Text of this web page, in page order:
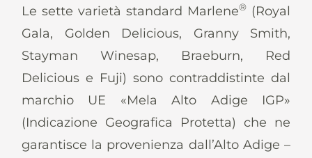
Le sette varietà standard Marlene® (Royal
Gala, Golden Delicious, Granny Smith,
Stayman Winesap, Braeburn, Red
Delicious e Fuji) sono contraddistinte dal
marchio UE «Mela Alto Adige IGP»
(Indicazione Geografica Protetta) che ne
garantisce la provenienza dall’Alto Adige –